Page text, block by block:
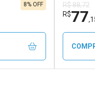
8% OFF
R$ 88,72
R$77